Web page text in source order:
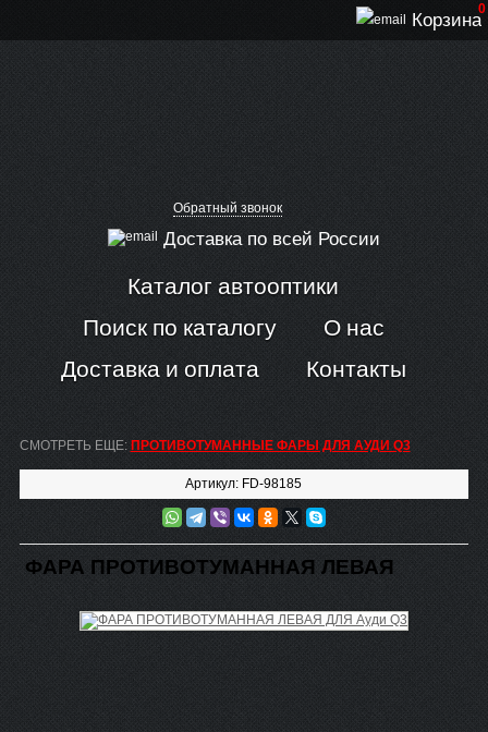
Обратный звонок
Доставка по всей России
Корзина
0
Каталог автооптики
Поиск по каталогу
О нас
Доставка и оплата
Контакты
СМОТРЕТЬ ЕЩЕ: ПРОТИВОТУМАННЫЕ ФАРЫ ДЛЯ АУДИ Q3
Артикул: FD-98185
ФАРА ПРОТИВОТУМАННАЯ ЛЕВАЯ